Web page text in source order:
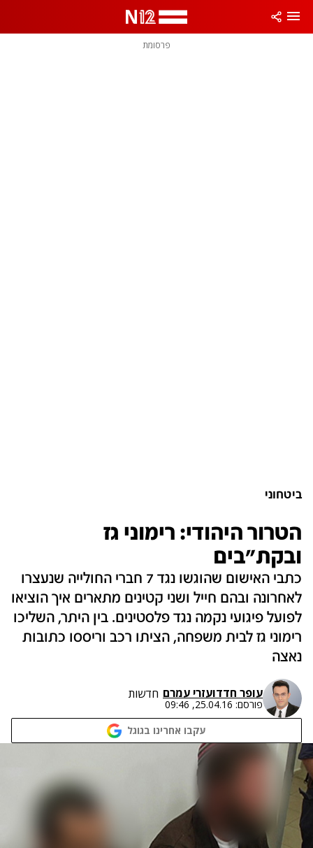
פרסומת
ביטחוני
הטרור היהודי: רימוני גז
ובקת"בים
כתבי האישום שהוגשו נגד ‎‎‎‎7 חברי החולייה שנעצרו
לאחרונה ובהם חייל ושני קטינים מתארים איך הוציאו
לפועל פיגועי נקמה נגד פלסטינים. בין היתר, השליכו
רימוני גז לבית משפחה, הציתו רכב וריססו כתובות
נאצה
עופר חדדועזרי עמרם חדשות
פורסם: 25.04.16, 09:46
עקבו אחרינו בגוגל